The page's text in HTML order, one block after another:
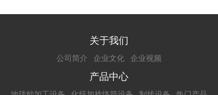
关于我们
公司简介 企业文化 企业视频
产品中心